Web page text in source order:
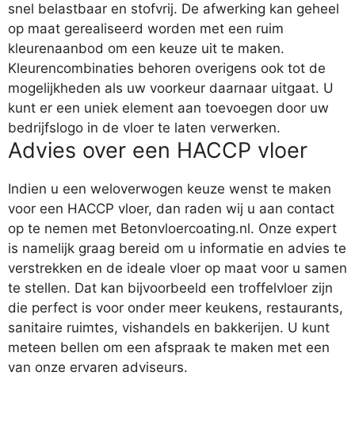
snel belastbaar en stofvrij. De afwerking kan geheel
op maat gerealiseerd worden met een ruim
kleurenaanbod om een keuze uit te maken.
Kleurencombinaties behoren overigens ook tot de
mogelijkheden als uw voorkeur daarnaar uitgaat. U
kunt er een uniek element aan toevoegen door uw
bedrijfslogo in de vloer te laten verwerken.
Advies over een HACCP vloer
Indien u een weloverwogen keuze wenst te maken
voor een HACCP vloer, dan raden wij u aan contact
op te nemen met Betonvloercoating.nl. Onze expert
is namelijk graag bereid om u informatie en advies te
verstrekken en de ideale vloer op maat voor u samen
te stellen. Dat kan bijvoorbeeld een troffelvloer zijn
die perfect is voor onder meer keukens, restaurants,
sanitaire ruimtes, vishandels en bakkerijen. U kunt
meteen bellen om een afspraak te maken met een
van onze ervaren adviseurs.